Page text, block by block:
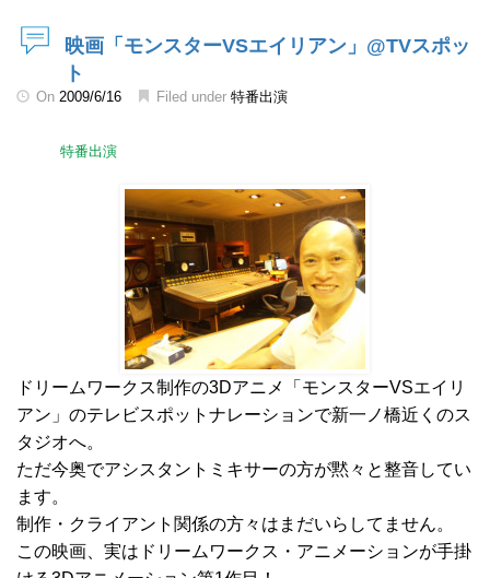
映画「モンスターVSエイリアン」@TVスポッ
ト
On 2009/6/16 Filed under 特番出演
特番出演
ドリームワークス制作の3Dアニメ「モンスターVSエイリ
アン」のテレビスポットナレーションで新一ノ橋近くのス
タジオへ。
ただ今奥でアシスタントミキサーの方が黙々と整音してい
ます。
制作・クライアント関係の方々はまだいらしてません。
この映画、実はドリームワークス・アニメーションが手掛